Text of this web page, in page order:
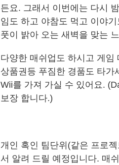
든요. 그래서 이번에는 다시
임도 하고 야참도 먹고 이야
풋이 밝아 오는 새벽을 맞는
다양한 매쉬업도 하시고 게
상품권등 푸짐한 경품도 타
Wii를 가져 가실 수 있어요.
보장 합니다.)
개인 혹인 팀단위(같은 프로
서 알려 드릴 예정입니다. 매